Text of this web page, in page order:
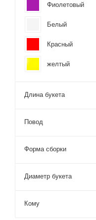
Фиолетовый
Белый
Красный
желтый
Длина букета
Повод
Форма сборки
Диаметр букета
Кому